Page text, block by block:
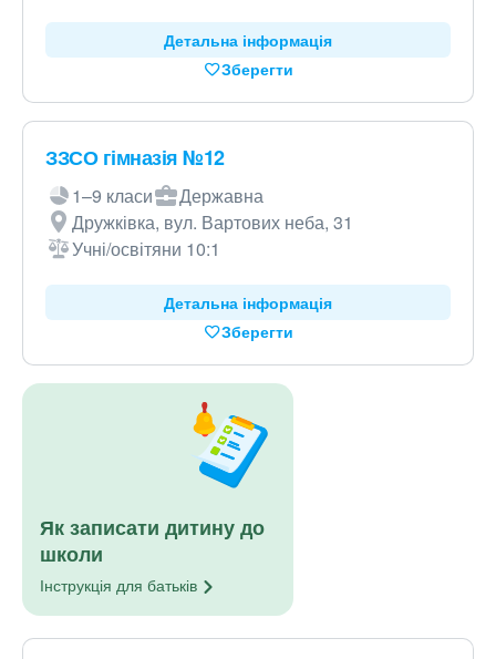
Детальна інформація
Зберегти
ЗЗСО гімназія №12
1–9 класи
Державна
Дружківка, вул. Вартових неба, 31
Учні/освітяни 10:1
Детальна інформація
Зберегти
Як записати дитину до
школи
Інструкція для батьків